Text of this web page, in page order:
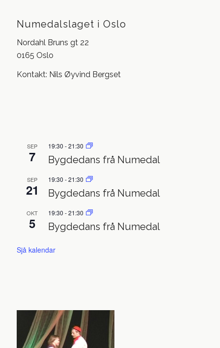
Numedalslaget i Oslo
Nordahl Bruns gt 22
0165 Oslo
Kontakt: Nils Øyvind Bergset
SEP
7
19:30 -21:30
Bygdedans frå Numedal
SEP
21
19:30 -21:30
Bygdedans frå Numedal
OKT
5
19:30 -21:30
Bygdedans frå Numedal
Sjå kalendar